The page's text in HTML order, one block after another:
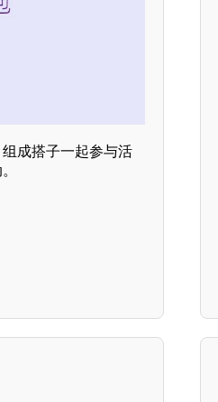
成搭子一起参与活